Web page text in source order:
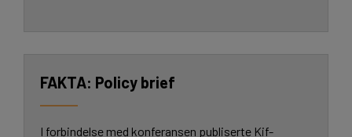
Policy brief
I forbindelse med konferansen publiserte Kif-